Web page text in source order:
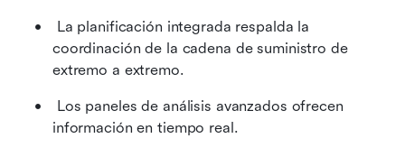
La planificación integrada respalda la
coordinación de la cadena de suministro de
extremo a extremo.
Los paneles de análisis avanzados ofrecen
información en tiempo real.